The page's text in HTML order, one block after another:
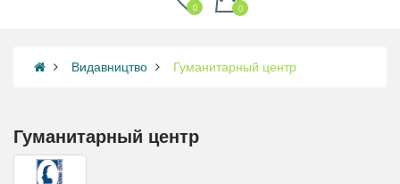
0
0
Видавництво Гуманитарный центр
Гуманитарный центр